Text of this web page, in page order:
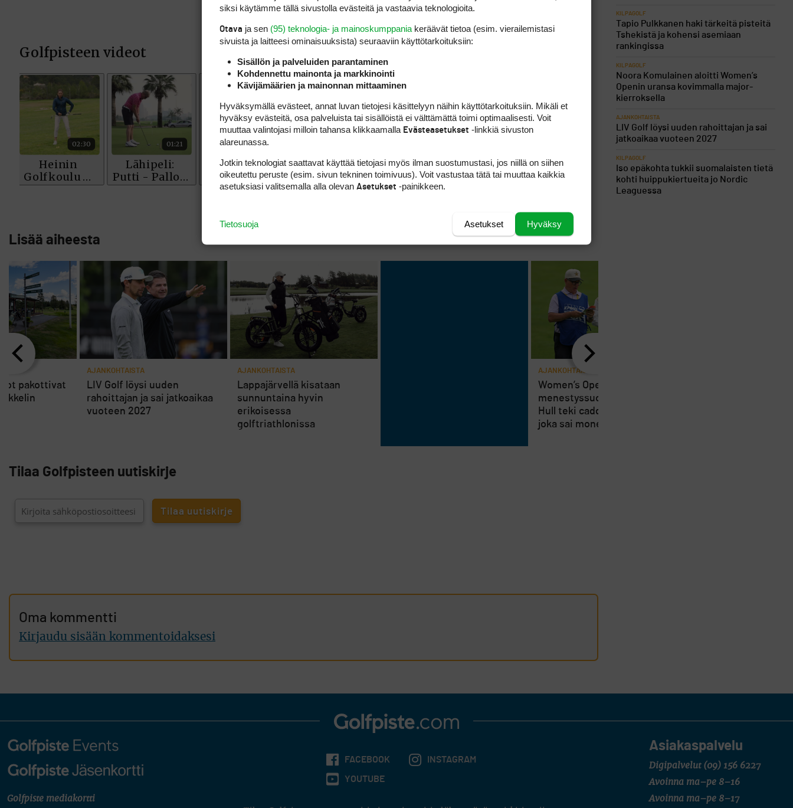
Lisää aiheesta
AJANKOHTAISTA
Lappajärvellä kisataan
sunnuntaina hyvin
erikoisessa
golftriathlonissa
AJANKOHTAISTA
Women’s Openin
menestyssuosikki Charley
Hull teki caddielleen pilan,
joka sai monet suuttumaan
pakottivat
AJANKOHTAISTA
LIV Golf löysi uuden
rahoittajan ja sai jatkoaikaa
vuoteen 2027
Tilaa Golfpisteen uutiskirje
Oma kommentti
Kirjaudu sisään kommentoidaksesi
KILPAGOLF
Tapio Pulkkanen haki tärkeitä pisteitä
Tshekistä ja kohensi asemiaan
rankingissa
KILPAGOLF
Noora Komulainen aloitti Women’s
Openin uransa kovimmalla major-
kierroksella
AJANKOHTAISTA
LIV Golf löysi uuden rahoittajan ja sai
jatkoaikaa vuoteen 2027
KILPAGOLF
Iso epäkohta tukkii suomalaisten tietä
kohti huippukiertueita jo Nordic
Leaguessa
Golfpiste mediakortti
Asiakaspalvelu
Digipalvelut (09) 156 6227
Avoinna ma–pe 8–16
Avoinna ma–pe 8–17
FACEBOOK INSTAGRAM
YOUTUBE
siksi käytämme tällä sivustolla evästeitä ja vastaavia teknologioita.
Otava ja sen (95) teknologia- ja mainoskumppania keräävät tietoa (esim. vierailemis­tasi
sivuista ja laitteesi ominaisuuk­sista) seuraaviin käyttötarkoituksiin:
Sisällön ja palveluiden parantaminen
Kohdennettu mainonta ja markkinointi
Kävijämäärien ja mainonnan mittaaminen
Hyväksymällä evästeet, annat luvan tietojesi käsittelyyn näihin käyttötarkoituksiin. Mikäli et
hyväksy evästeitä, osa palveluista tai sisällöistä ei välttämättä toimi optimaalisesti. Voit
muuttaa valintojasi milloin tahansa klikkaamalla Evästeasetukset -linkkiä sivuston
alareunassa.
Jotkin teknologiat saattavat käyttää tietojasi myös ilman suostumustasi, jos niillä on siihen
oikeutettu peruste (esim. sivun tekninen toimivuus). Voit vastustaa tätä tai muuttaa kaikkia
asetuksiasi valitsemalla alla olevan Asetukset -painikkeen.
Hyväksy
Asetukset
Tietosuoja